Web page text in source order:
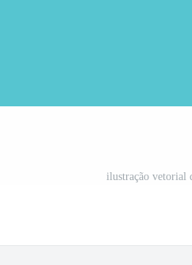
ilustração vetorial